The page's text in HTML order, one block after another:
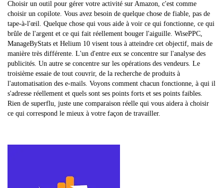
Choisir un outil pour gérer votre activité sur Amazon, c'est comme
choisir un copilote. Vous avez besoin de quelque chose de fiable, pas de
tape-à-l'œil. Quelque chose qui vous aide à voir ce qui fonctionne, ce qui
brûle de l'argent et ce qui fait réellement bouger l'aiguille. WisePPC,
ManageByStats et Helium 10 visent tous à atteindre cet objectif, mais de
manière très différente. L'un d'entre eux se concentre sur l'analyse des
publicités. Un autre se concentre sur les opérations des vendeurs. Le
troisième essaie de tout couvrir, de la recherche de produits à
l'automatisation des e-mails. Voyons comment chacun fonctionne, à qui il
s'adresse réellement et quels sont ses points forts et ses points faibles.
Rien de superflu, juste une comparaison réelle qui vous aidera à choisir
ce qui correspond le mieux à votre façon de travailler.